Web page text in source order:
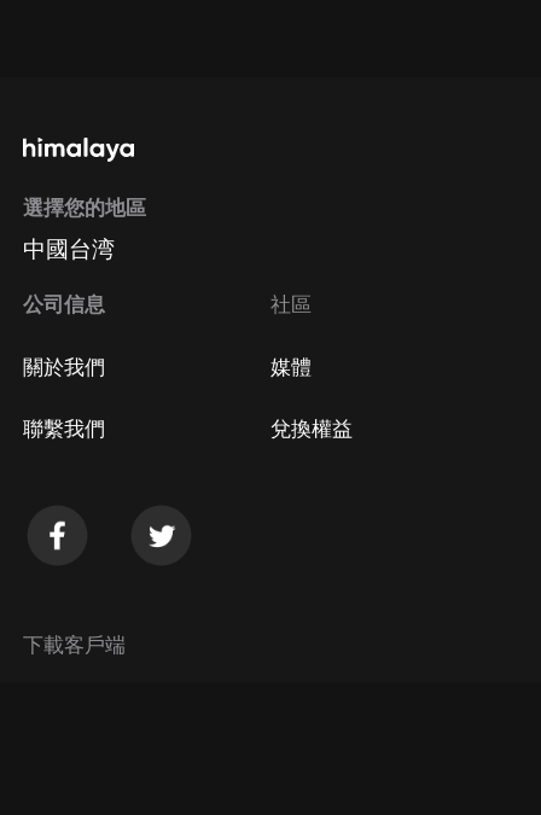
選擇您的地區
中國台湾
公司信息
關於我們
聯繫我們
社區
媒體
兌換權益
下載客戶端